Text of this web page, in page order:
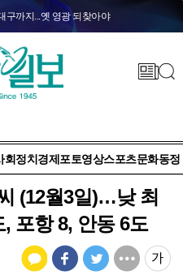
구까지...옛 영광 되찾아야
회정치 경제 포토영상스포츠문화동정
(12월3일)…낮 최
포항 8, 안동 6도